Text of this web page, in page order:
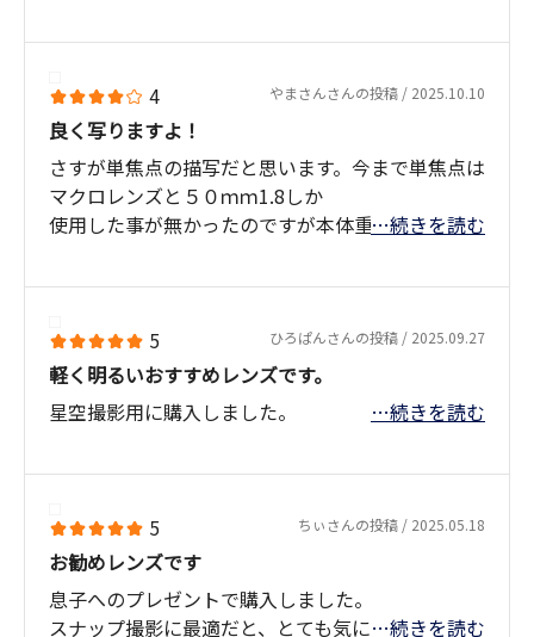
広角から標準域では表現出来なかった写真が撮れ
春先から夏に星空（天の川）等の撮影にチャレン
ジしたいですね。
良く写りますよ！
さすが単焦点の描写だと思います。今まで単焦点は
マクロレンズと５０ｍｍ1.8しか
使用した事が無かったのですが本体重量も軽くオ
フィルター径が４３ｍｍと小さくて保護用のフィ
のＭＣプロテクターＮＥＯでケラレも無く使用で
きて安心しました。但しＰＬフィルター径はステ
１．８用を共用するため）を使用しています。フィ
なれば良いと思い投稿しました。
…続きを読む
4 やまさんさんの投稿 / 2025.10.10
軽く明るいおすすめレンズです。
星空撮影用に購入しました。
…続きを読む
5 ひろぱんさんの投稿 / 2025.09.27
お勧めレンズです
息子へのプレゼントで購入しました。
スナップ撮影に最適だと、とても気に入ってます。
…続きを読む
5 ちぃさんの投稿 / 2025.05.18